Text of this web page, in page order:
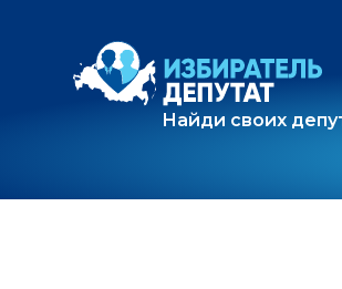
Найди своих